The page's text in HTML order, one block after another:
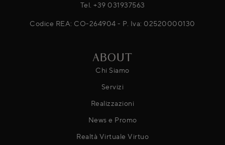
Tel. +39 031937563
Codice REA: CO-264904 - P. Iva: 02520000130
ABOUT
Chi Siamo
Servizi
Realizzazioni
News e Promo
Realtà Virtuale Virtuo